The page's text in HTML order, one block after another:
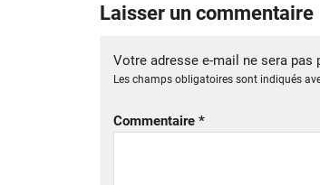
Laisser un commentaire
Votre adresse e-mail ne sera pas
Les champs obligatoires sont indiqués
Commentaire *